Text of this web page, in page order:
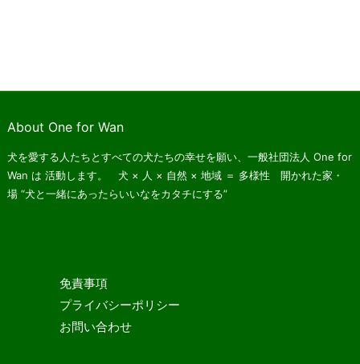
About One for Wan
犬を愛する人たちとすべての犬たちの幸せを願い、一般社団法人 One for
Wan は 活動します。 犬 × 人 × 自然 × 地域 ＝ 多様性 開かれた家・
場“犬と一緒にあったらいいなをカタチにする”
免責事項
プライバシーポリシー
お問い合わせ